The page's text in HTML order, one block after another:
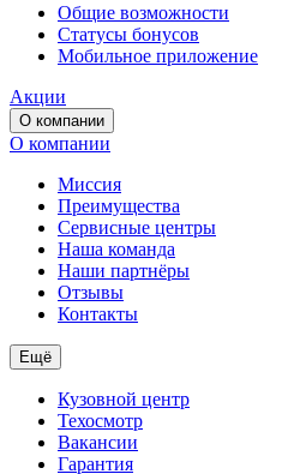
Общие возможности
Статусы бонусов
Мобильное приложение
Акции
О компании
О компании
Миссия
Преимущества
Сервисные центры
Наша команда
Наши партнёры
Отзывы
Контакты
Ещё
Кузовной центр
Техосмотр
Вакансии
Гарантия